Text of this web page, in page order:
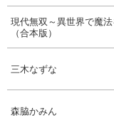
現代無双～異世界で魔
（合本版）
三木なずな
森脇かみん